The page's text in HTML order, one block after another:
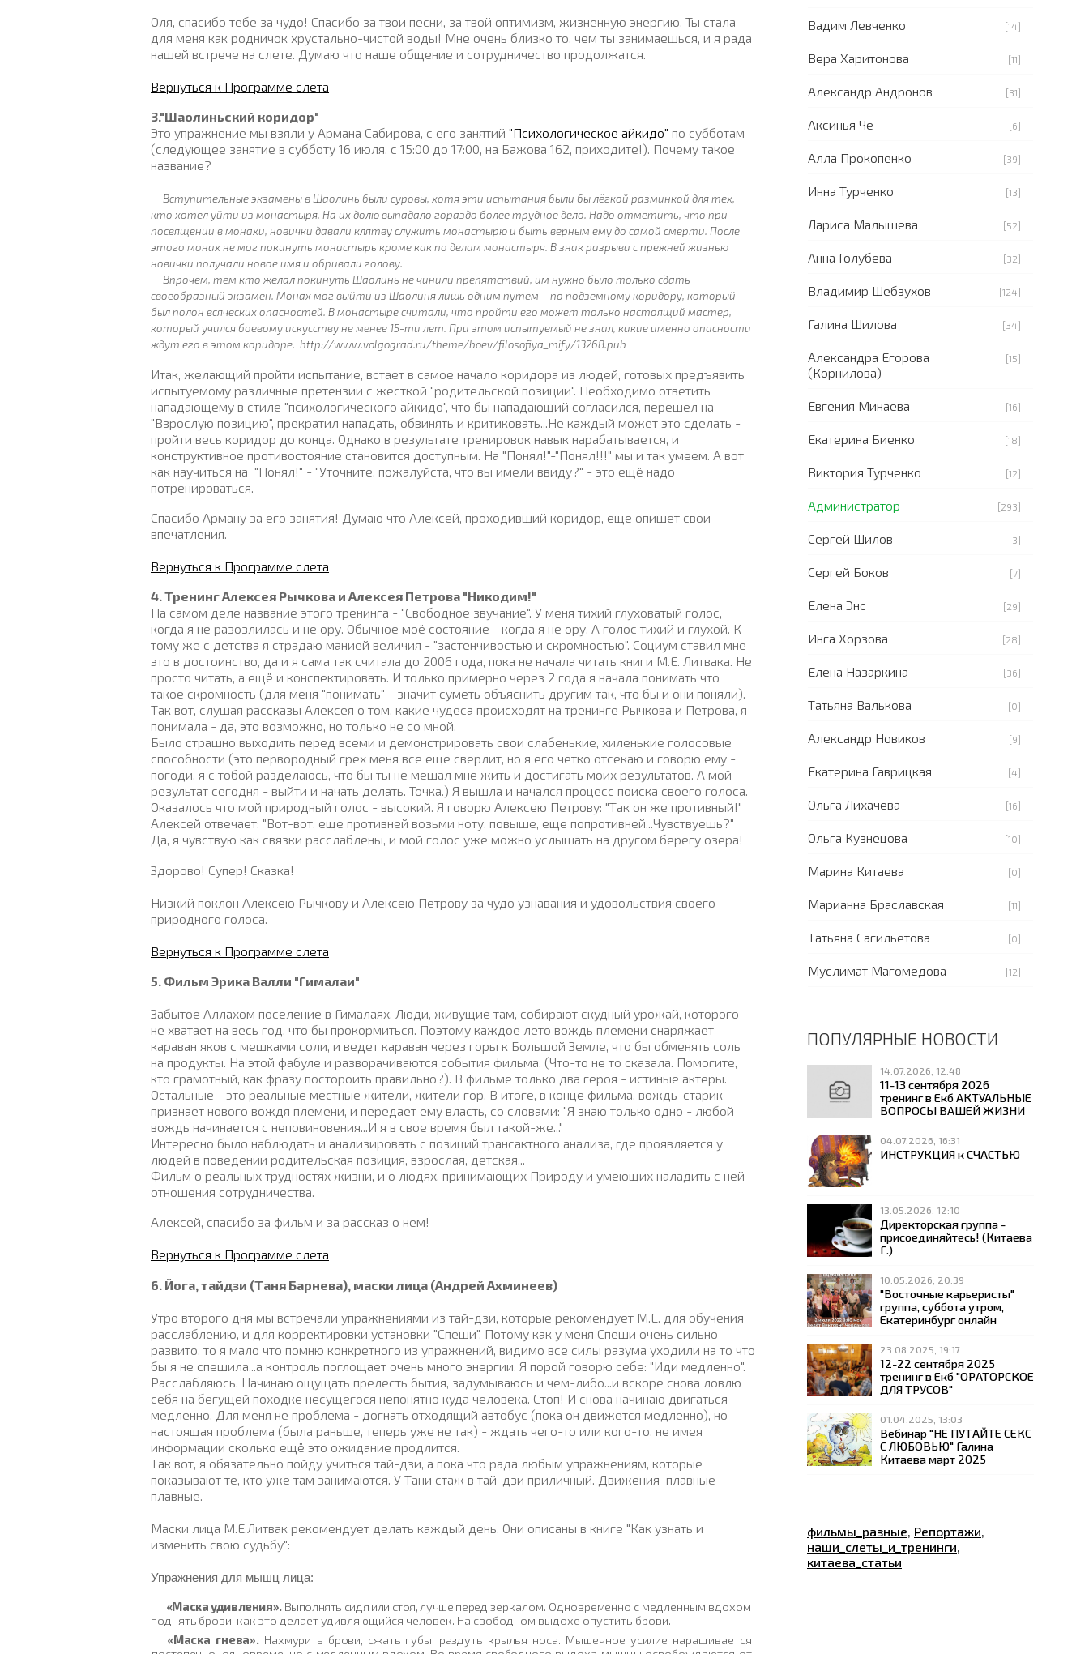
Оля, спасибо тебе за чудо! Спасибо за твои песни, за твой оптимизм, жизненную энергию. Ты стала
для меня как родничок хрустально-чистой воды! Мне очень близко то, чем ты занимаешься, и я рада
нашей встрече на слете. Думаю что наше общение и сотрудничество продолжатся.
Вернуться к Программе слета
3."Шаолиньский коридор"
Это упражнение мы взяли у Армана Сабирова, с его занятий "Психологическое айкидо" по субботам
(следующее занятие в субботу 16 июля, с 15:00 до 17:00, на Бажова 162, приходите!). Почему такое
название?
Вступительные экзамены в Шаолинь были суровы, хотя эти испытания были бы лёгкой разминкой для тех,
кто хотел уйти из монастыря. На их долю выпадало гораздо более трудное дело. Надо отметить, что при
посвящении в монахи, новички давали клятву служить монастырю и быть верным ему до самой смерти. После
этого монах не мог покинуть монастырь кроме как по делам монастыря. В знак разрыва с прежней жизнью
новички получали новое имя и обривали голову.
Впрочем, тем кто желал покинуть Шаолинь не чинили препятствий, им нужно было только сдать
своеобразный экзамен. Монах мог выйти из Шаолиня лишь одним путем – по подземному коридору, который
был полон всяческих опасностей. В монастыре считали, что пройти его может только настоящий мастер,
который учился боевому искусству не менее 15-ти лет. При этом испытуемый не знал, какие именно опасности
ждут его в этом коридоре. http://www.volgograd.ru/theme/boev/filosofiya_mify/13268.pub
Итак, желающий пройти испытание, встает в самое начало коридора из людей, готовых предъявить
испытуемому различные претензии с жесткой "родительской позиции". Необходимо ответить
нападающему в стиле "психологического айкидо", что бы нападающий согласился, перешел на
"Взрослую позицию", прекратил нападать, обвинять и критиковать...Не каждый может это сделать -
пройти весь коридор до конца. Однако в результате тренировок навык нарабатывается, и
конструктивное противостояние становится доступным. На "Понял!"-"Понял!!!" мы и так умеем. А вот
как научиться на "Понял!" - "Уточните, пожалуйста, что вы имели ввиду?" - это ещё надо
потренироваться.
Спасибо Арману за его занятия! Думаю что Алексей, проходивший коридор, еще опишет свои
впечатления.
Вернуться к Программе слета
4. Тренинг Алексея Рычкова и Алексея Петрова "Никодим!"
На самом деле название этого тренинга - "Свободное звучание". У меня тихий глуховатый голос,
когда я не разозлилась и не ору. Обычное моё состояние - когда я не ору. А голос тихий и глухой. К
тому же с детства я страдаю манией величия - "застенчивостью и скромностью". Социум ставил мне
это в достоинство, да и я сама так считала до 2006 года, пока не начала читать книги М.Е. Литвака. Не
просто читать, а ещё и конспектировать. И только примерно через 2 года я начала понимать что
такое скромность (для меня "понимать" - значит суметь объяснить другим так, что бы и они поняли).
Так вот, слушая рассказы Алексея о том, какие чудеса происходят на тренинге Рычкова и Петрова, я
понимала - да, это возможно, но только не со мной.
Было страшно выходить перед всеми и демонстрировать свои слабенькие, хиленькие голосовые
способности (это первородный грех меня все еще сверлит, но я его четко отсекаю и говорю ему -
погоди, я с тобой разделаюсь, что бы ты не мешал мне жить и достигать моих результатов. А мой
результат сегодня - выйти и начать делать. Точка.) Я вышла и начался процесс поиска своего голоса.
Оказалось что мой природный голос - высокий. Я говорю Алексею Петрову: "Так он же противный!"
Алексей отвечает: "Вот-вот, еще противней возьми ноту, повыше, еще попротивней...Чувствуешь?"
Да, я чувствую как связки расслаблены, и мой голос уже можно услышать на другом берегу озера!
Здорово! Супер! Сказка!
Низкий поклон Алексею Рычкову и Алексею Петрову за чудо узнавания и удовольствия своего
природного голоса.
Вернуться к Программе слета
5. Фильм Эрика Валли "Гималаи"
Забытое Аллахом поселение в Гималаях. Люди, живущие там, собирают скудный урожай, которого
не хватает на весь год, что бы прокормиться. Поэтому каждое лето вождь племени снаряжает
караван яков с мешками соли, и ведет караван через горы к Большой Земле, что бы обменять соль
на продукты. На этой фабуле и разворачиваются события фильма. (Что-то не то сказала. Помогите,
кто грамотный, как фразу постороить правильно?). В фильме только два героя - истиные актеры.
Остальные - это реальные местные жители, жители гор. В итоге, в конце фильма, вождь-старик
признает нового вождя племени, и передает ему власть, со словами: "Я знаю только одно - любой
вождь начинается с неповиновения...И я в свое время был такой-же..."
Интересно было наблюдать и анализировать с позиций трансактного анализа, где проявляется у
людей в поведении родительская позиция, взрослая, детская...
Фильм о реальных трудностях жизни, и о людях, принимающих Природу и умеющих наладить с ней
отношения сотрудничества.
Алексей, спасибо за фильм и за рассказ о нем!
Вернуться к Программе слета
6. Йога, тайдзи (Таня Барнева), маски лица (Андрей Ахминеев)
Утро второго дня мы встречали упражнениями из тай-дзи, которые рекомендует М.Е. для обучения
расслаблению, и для корректировки установки "Спеши". Потому как у меня Спеши очень сильно
развито, то я мало что помню конкретного из упражнений, видимо все силы разума уходили на то что
бы я не спешила...а контроль поглощает очень много энергии. Я порой говорю себе: "Иди медленно".
Расслабляюсь. Начинаю ощущать прелесть бытия, задумываюсь и чем-либо...и вскоре снова ловлю
себя на бегущей походке несущегося непонятно куда человека. Стоп! И снова начинаю двигаться
медленно. Для меня не проблема - догнать отходящий автобус (пока он движется медленно), но
настоящая проблема (была раньше, теперь уже не так) - ждать чего-то или кого-то, не имея
информации сколько ещё это ожидание продлится.
Так вот, я обязательно пойду учиться тай-дзи, а пока что рада любым упражнениям, которые
показывают те, кто уже там занимаются. У Тани стаж в тай-дзи приличный. Движения плавные-
плавные.
Маски лица М.Е.Литвак рекомендует делать каждый день. Они описаны в книге "Как узнать и
изменить свою судьбу":
Упражнения для мышц лица:
«Маска удивления». Выполнять сидя или стоя, лучше пе­ред зеркалом. Одновременно с медленным вдохом
поднять брови, как это делает удивляющийся человек. На свобод­ном выдохе опустить брови.
«Маска гнева». Нахмурить брови, сжать губы, раздуть крылья носа. Мышечное усилие наращивается
Вадим Левченко [14]
Вера Харитонова [11]
Александр Андронов [31]
Аксинья Че [6]
Алла Прокопенко [39]
Инна Турченко [13]
Лариса Малышева [52]
Анна Голубева [32]
Владимир Шебзухов [124]
Галина Шилова [34]
Александра Егорова
(Корнилова)
[15]
Евгения Минаева [16]
Екатерина Биенко [18]
Виктория Турченко [12]
Администратор [293]
Сергей Шилов [3]
Сергей Боков [7]
Елена Энс [29]
Инга Хорзова [28]
Елена Назаркина [36]
Татьяна Валькова [0]
Александр Новиков [9]
Екатерина Гаврицкая [4]
Ольга Лихачева [16]
Ольга Кузнецова [10]
Марина Китаева [0]
Марианна Браславская [11]
Татьяна Сагильетова [0]
Муслимат Магомедова [12]
ПОПУЛЯРНЫЕ НОВОСТИ
14.07.2026, 12:48
11-13 сентября 2026
тренинг в Екб АКТУАЛЬНЫЕ
ВОПРОСЫ ВАШЕЙ ЖИЗНИ
04.07.2026, 16:31
ИНСТРУКЦИЯ к СЧАСТЬЮ
13.05.2026, 12:10
Директорская группа -
присоединяйтесь! (Китаева
Г.)
10.05.2026, 20:39
"Восточные карьеристы"
группа, суббота утром,
Екатеринбург онлайн
23.08.2025, 19:17
12-22 сентября 2025
тренинг в Екб "ОРАТОРСКОЕ
ДЛЯ ТРУСОВ"
01.04.2025, 13:03
Вебинар "НЕ ПУТАЙТЕ СЕКС
С ЛЮБОВЬЮ" Галина
Китаева март 2025
фильмы_разные, Репортажи,
наши_слеты_и_тренинги,
китаева_статьи